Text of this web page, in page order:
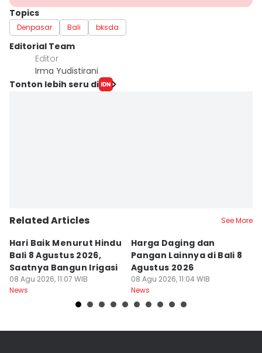
Topics
Denpasar Bali bksda
Editorial Team
Editor
Irma Yudistirani
Tonton lebih seru di
Related Articles See More
Hari Baik Menurut Hindu
Bali 8 Agustus 2026,
Saatnya Bangun Irigasi
08 Agu 2026, 11:07 WIB
News
Harga Daging dan
Pangan Lainnya di Bali 8
Agustus 2026
08 Agu 2026, 11:04 WIB
News